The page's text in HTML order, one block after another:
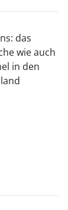
das
wie auch
in den